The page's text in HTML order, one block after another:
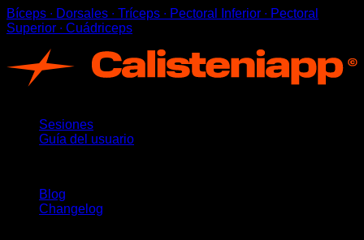
Bíceps ∙ Dorsales ∙ Tríceps ∙ Pectoral Inferior ∙ Pectoral
Superior ∙ Cuádriceps
Sesiones
Guía del usuario
Blog
Changelog